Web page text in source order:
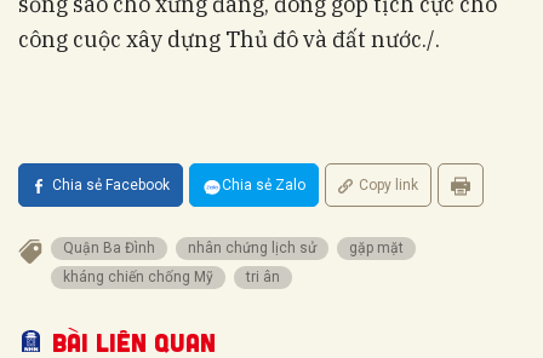
công cuộc xây dựng Thủ đô và đất nước./.
Chia sẻ Facebook Chia sẻ Zalo Copy link
Quận Ba Đình nhân chứng lịch sử
gặp mặt
kháng chiến chống Mỹ
tri ân
Bài liên quan